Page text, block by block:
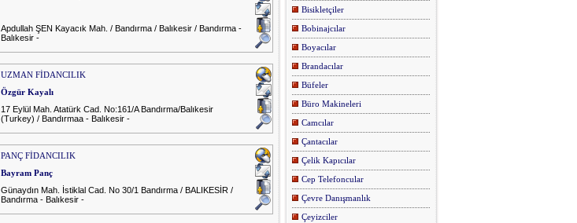
Apdullah ŞEN Kayacık Mah. / Bandırma / Balıkesir / Bandırma -
Balıkesir -
UZMAN FİDANCILIK
Özgür Kayalı
17 Eylül Mah. Atatürk Cad. No:161/A Bandırma/Balıkesir
(Turkey) / Bandırmaa - Balıkesir -
PANÇ FİDANCILIK
Bayram Panç
Günaydın Mah. İstiklal Cad. No 30/1 Bandırma / BALIKESİR /
Bandırma - Balıkesir -
Bisikletçiler
Bobinajcılar
Boyacılar
Brandacılar
Büfeler
Büro Makineleri
Camcılar
Çantacılar
Çelik Kapıcılar
Cep Telefoncular
Çevre Danışmanlık
Çeyizciler